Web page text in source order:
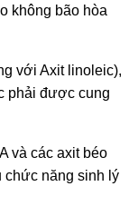
không bão hòa
với Axit linoleic),
phải được cung
và các axit béo
chức năng sinh lý